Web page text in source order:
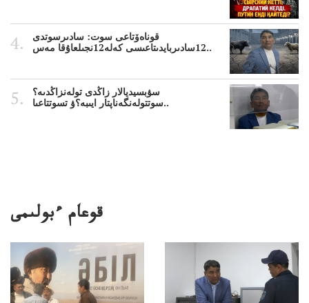
قوناەۆتاعى سوت: سادىرسوتدى
12سادىربايدىتاعىسى كەلە12نجىلعاۇقا مەس..
سۋبسيديالار زاڭدى تولەنزاڭدىە؟
سوتتولەنگەناپتار ايىبە؟ۋ تسوتتاعىا..
قوعام ءبولىمى